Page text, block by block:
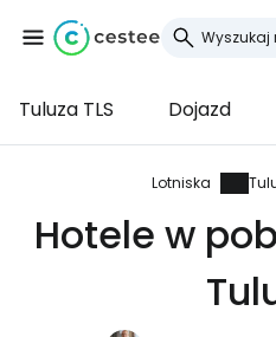
Tuluza TLS Dojazd
Lotniska
Hotele w
Zaloguj
Cestee
... światowej